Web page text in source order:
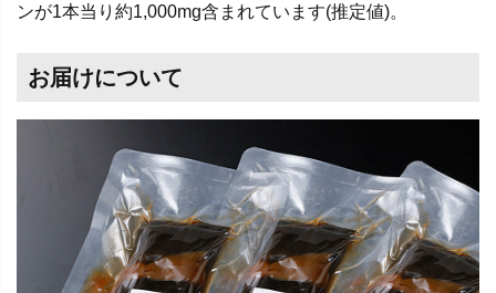
ンが1本当り約1,000mg含まれています(推定値)。
お届けについて